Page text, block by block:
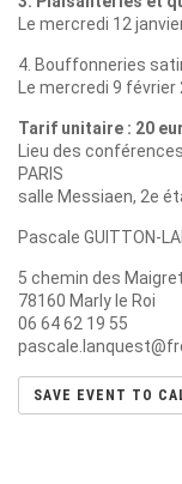
Le mercredi 12
4. Bouffonneries
Le mercredi 9 février
Tarif unitaire : 20
Lieu des
PARIS
salle Messiaen, 2e
Pascale GUITTON-
5 chemin des
78160 Marly le Roi
06 64 62 19 55
SAVE EVENT TO